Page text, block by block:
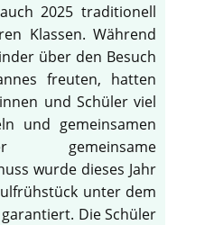
2025 traditionell
Klassen. Während
über den Besuch
freuten, hatten
und Schüler viel
und gemeinsamen
gemeinsame
wurde dieses Jahr
unter dem
garantiert. Die Schüler